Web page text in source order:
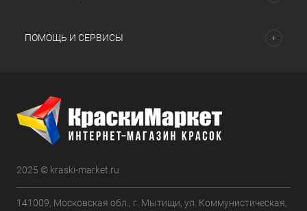
ПОМОЩЬ И СЕРВИСЫ
2025 © kraski-market.ru
141009, Московская обл., г. Мытищи, ул. Коммунистическая,